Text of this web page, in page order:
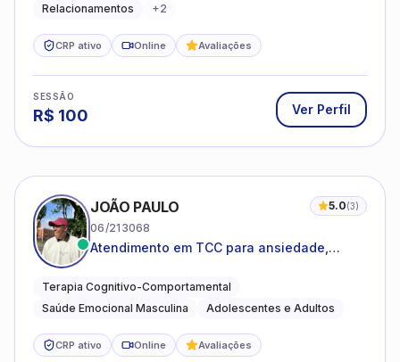
Relacionamentos
+2
CRP ativo Online Avaliações
SESSÃO
R$ 100 Ver Perfil
JOÃO PAULO 5.0(3)
06/213068
Atendimento em TCC para ansiedade,
emocional
Terapia Cognitivo-Comportamental
Saúde Emocional Masculina
Adolescentes e Adultos
CRP ativo Online Avaliações